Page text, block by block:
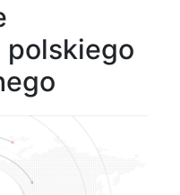
polskiego